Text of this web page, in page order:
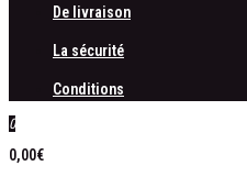
De livraison
La sécurité
Conditions
0
0,00€